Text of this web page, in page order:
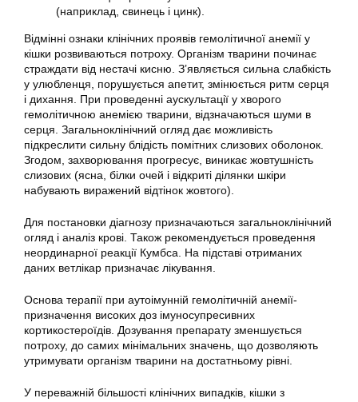
(наприклад, свинець і цинк).
Відмінні ознаки клінічних проявів гемолітичної анемії у
кішки розвиваються потроху. Організм тварини починає
страждати від нестачі кисню. З’являється сильна слабкість
у улюбленця, порушується апетит, змінюється ритм серця
і дихання. При проведенні аускультації у хворого
гемолітичною анемією тварини, відзначаються шуми в
серця. Загальноклінічний огляд дає можливість
підкреслити сильну блідість помітних слизових оболонок.
Згодом, захворювання прогресує, виникає жовтушність
слизових (ясна, білки очей і відкриті ділянки шкіри
набувають виражений відтінок жовтого).
Для постановки діагнозу призначаються загальноклінічний
огляд і аналіз крові. Також рекомендується проведення
неординарної реакції Кумбса. На підставі отриманих
даних ветлікар призначає лікування.
Основа терапії при аутоімунній гемолітичній анемії-
призначення високих доз імуносупресивних
кортикостероїдів. Дозування препарату зменшується
потроху, до самих мінімальних значень, що дозволяють
утримувати організм тварини на достатньому рівні.
У переважній більшості клінічних випадків, кішки з